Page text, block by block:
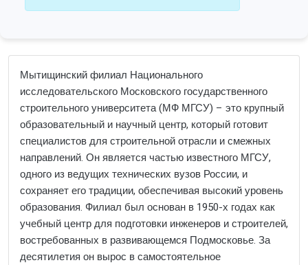
Мытищинский филиал Национального
исследовательского Московского государственного
строительного университета (МФ МГСУ) – это крупный
образовательный и научный центр, который готовит
специалистов для строительной отрасли и смежных
направлений. Он является частью известного МГСУ,
одного из ведущих технических вузов России, и
сохраняет его традиции, обеспечивая высокий уровень
образования. Филиал был основан в 1950-х годах как
учебный центр для подготовки инженеров и строителей,
востребованных в развивающемся Подмосковье. За
десятилетия он вырос в самостоятельное